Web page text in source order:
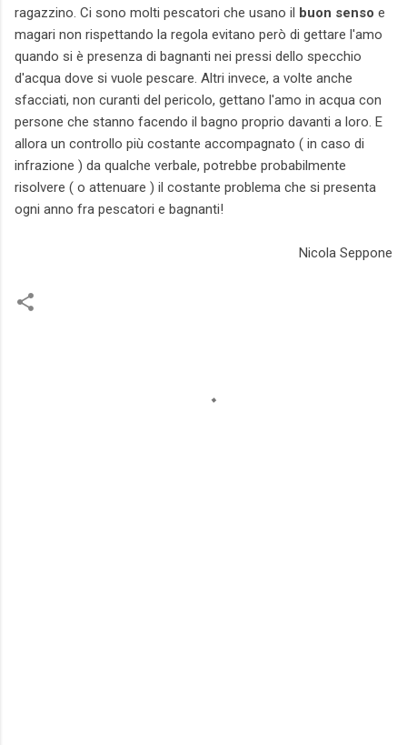
ragazzino. Ci sono molti pescatori che usano il buon senso e
magari non rispettando la regola evitano però di gettare l'amo
quando si è presenza di bagnanti nei pressi dello specchio
d'acqua dove si vuole pescare. Altri invece, a volte anche
sfacciati, non curanti del pericolo, gettano l'amo in acqua con
persone che stanno facendo il bagno proprio davanti a loro. E
allora un controllo più costante accompagnato ( in caso di
infrazione ) da qualche verbale, potrebbe probabilmente
risolvere ( o attenuare ) il costante problema che si presenta
ogni anno fra pescatori e bagnanti!
Nicola Seppone